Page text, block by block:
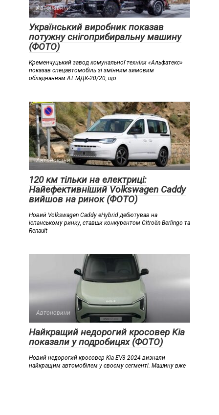
Автоновини
Український виробник показав
потужну снігоприбиральну машину
(ФОТО)
Кременчуцький завод комунальної техніки «Альфатекс»
показав спецавтомобіль зі змінним зимовим
обладнанням АТ МДК-20/20, що
Автоновини
120 км тільки на електриці:
Найефективніший Volkswagen Caddy
вийшов на ринок (ФОТО)
Новий Volkswagen Caddy eHybrid дебютував на
іспанському ринку, ставши конкурентом Citroën Berlingo та
Renault
Автоновини
Найкращий недорогий кросовер Kia
показали у подробицях (ФОТО)
Новий недорогий кросовер Kia EV3 2024 визнали
найкращим автомобілем у своєму сегменті. Машину вже